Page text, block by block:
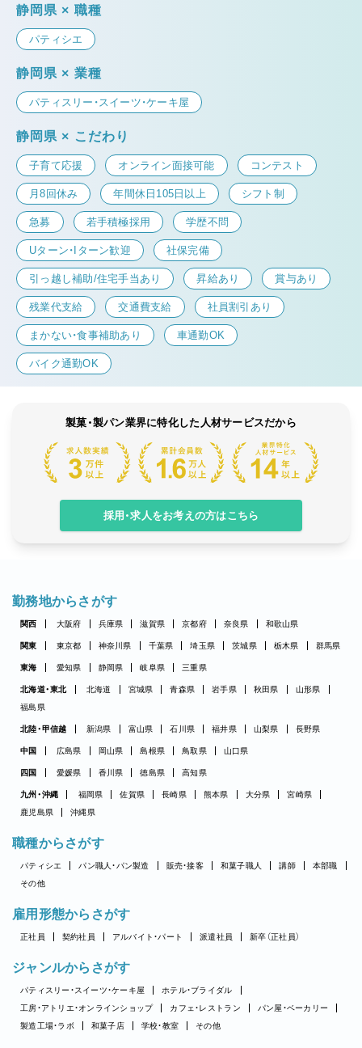
静岡県 × 職種
パティシエ
静岡県 × 業種
パティスリー・スイーツ・ケーキ屋
静岡県 × こだわり
子育て応援 オンライン面接可能 コンテスト
月8回休み 年間休日105日以上 シフト制
急募 若手積極採用 学歴不問
Uターン・Iターン歓迎 社保完備
引っ越し補助/住宅手当あり 昇給あり 賞与あり
残業代支給 交通費支給 社員割引あり
まかない・食事補助あり 車通勤OK
バイク通勤OK
製菓・製パン業界に特化した人材サービスだから
採用・求人をお考えの方はこちら
勤務地からさがす
関西 大阪府 兵庫県 滋賀県 京都府 奈良県 和歌山県
関東 東京都 神奈川県 千葉県 埼玉県 茨城県 栃木県 群馬県
東海 愛知県 静岡県 岐阜県 三重県
北海道・東北 北海道 宮城県 青森県 岩手県 秋田県
山形県
福島県
北陸・甲信越 新潟県 富山県 石川県 福井県 山梨県 長野県
中国 広島県 岡山県 島根県 鳥取県 山口県
四国 愛媛県 香川県 徳島県 高知県
九州・沖縄 福岡県 佐賀県 長崎県 熊本県 大分県
宮崎県
鹿児島県
沖縄県
職種からさがす
パティシエ パン職人・パン製造 販売・接客 和菓子職人 講師
本部職
その他
雇用形態からさがす
正社員 契約社員 アルバイト・パート 派遣社員 新卒（正社員）
ジャンルからさがす
パティスリー・スイーツ・ケーキ屋
ホテル・ブライダル
工房・アトリエ・オンラインショップ
カフェ・レストラン
パン屋・ベーカリー
製造工場・ラボ
和菓子店 学校・教室 その他